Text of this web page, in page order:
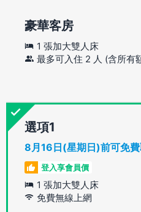
豪華客房
1 張加大雙人床
最多可入住 2 人 (含所有
選項
8月16日(星期日)前可免
登入享會員價
1 張加大雙人床
免費無線上網